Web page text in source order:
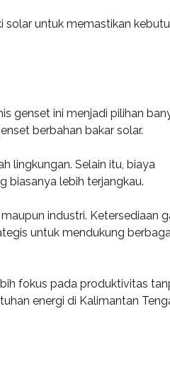
untuk memastikan
genset ini menjadi pilihan
berbahan bakar solar.
lingkungan. Selain itu, biaya
biasanya lebih terjangkau.
industri. Ketersediaan
untuk mendukung
fokus pada produktivitas
energi di Kalimantan